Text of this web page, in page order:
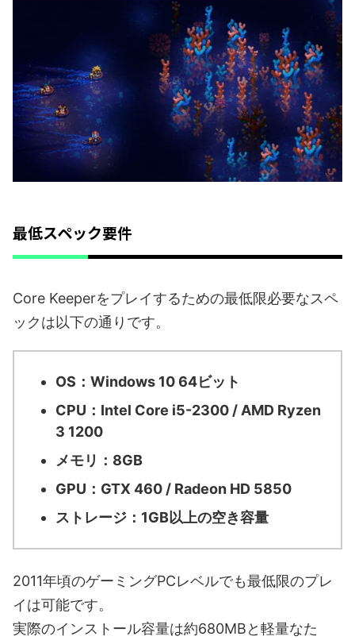
最低スペック要件
Core Keeperをプレイするための最低限必要なスペ
ックは以下の通りです。
OS：Windows 10 64ビット
CPU：Intel Core i5-2300 / AMD Ryzen
3 1200
メモリ：8GB
GPU：GTX 460 / Radeon HD 5850
ストレージ：1GB以上の空き容量
2011年頃のゲーミングPCレベルでも最低限のプレ
イは可能です。
実際のインストール容量は約680MBと軽量なた